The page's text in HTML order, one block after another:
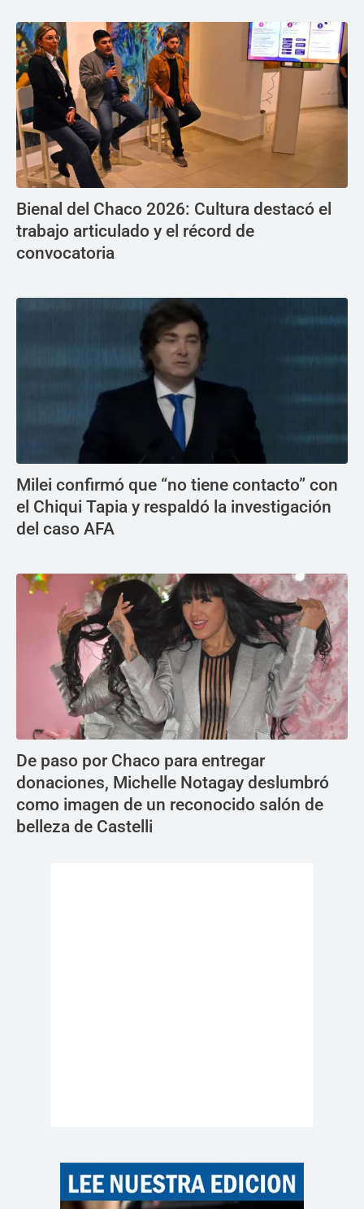
Bienal del Chaco 2026: Cultura destacó el
trabajo articulado y el récord de
convocatoria
Milei confirmó que “no tiene contacto” con
el Chiqui Tapia y respaldó la investigación
del caso AFA
De paso por Chaco para entregar
donaciones, Michelle Notagay deslumbró
como imagen de un reconocido salón de
belleza de Castelli